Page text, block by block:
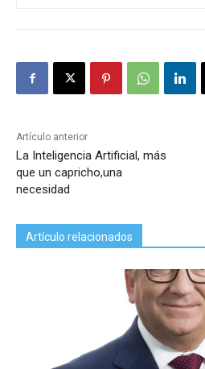
Artículo anterior
La Inteligencia Artificial, más
que un capricho,una
necesidad
Artículo relacionados